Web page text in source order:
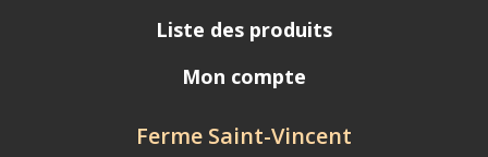
Liste des produits
Mon compte
Ferme Saint-Vincent